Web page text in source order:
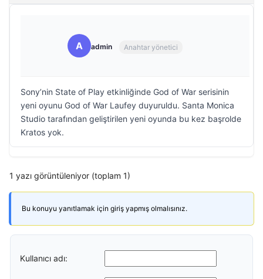
A admin Anahtar yönetici
Sony’nin State of Play etkinliğinde God of War serisinin
yeni oyunu God of War Laufey duyuruldu. Santa Monica
Studio tarafından geliştirilen yeni oyunda bu kez başrolde
Kratos yok.
1 yazı görüntüleniyor (toplam 1)
Bu konuyu yanıtlamak için giriş yapmış olmalısınız.
Kullanıcı adı: